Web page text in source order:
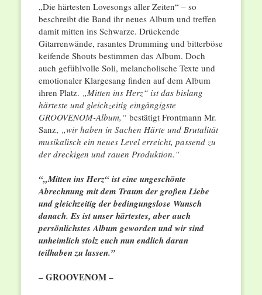
„Die härtesten Lovesongs aller Zeiten“ – so
beschreibt die Band ihr neues Album und treffen
damit mitten ins Schwarze. Drückende
Gitarrenwände, rasantes Drumming und bitterböse
keifende Shouts bestimmen das Album. Doch
auch gefühlvolle Soli, melancholische Texte und
emotionaler Klargesang finden auf dem Album
ihren Platz. „Mitten ins Herz“ ist das bislang
härteste und gleichzeitig eingängigste
GROOVENOM-Album,“bestätigt Frontmann Mr.
Sanz, „wir haben in Sachen Härte und Brutalität
musikalisch ein neues Level erreicht, passend zu
der dreckigen und rauen Produktion.“
“„Mitten ins Herz“ ist eine ungeschönte
Abrechnung mit dem Traum der großen Liebe
und gleichzeitig der bedingungslose Wunsch
danach. Es ist unser härtestes, aber auch
persönlichstes Album geworden und wir sind
unheimlich stolz euch nun endlich daran
teilhaben zu lassen.”
– GROOVENOM –